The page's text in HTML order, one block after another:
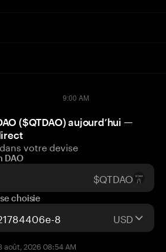
($QTDAO) aujourd’hui —
votre devise
DAO
$QTDAO
choisie
USD
août, 2026 08:54 AM